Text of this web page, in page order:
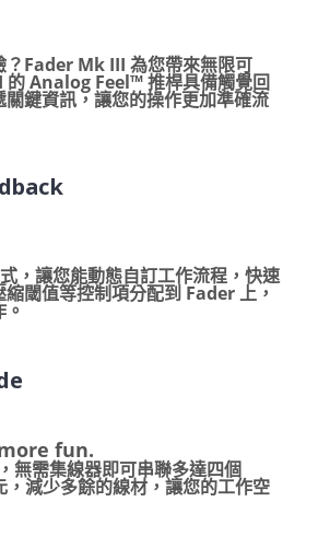
？Fader Mk III 為您帶來無限可
Analog Feel™ 推桿具備觸覺回
鍵資訊，讓您的操作更加準確流
，讓您能動態自訂工作流程，快速
閾值等控制項分配到 Fader 上，
fun.
無需集線器即可串聯多達四個
減少多餘的線材，讓您的工作空